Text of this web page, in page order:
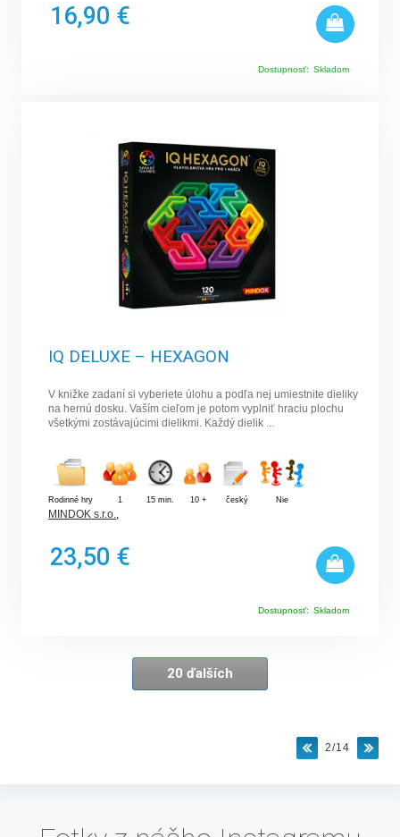
16,90 €
Dostupnosť: Skladom
IQ DELUXE – HEXAGON
V knižke zadaní si vyberiete úlohu a podľa nej umiestnite dieliky
na hernú dosku. Vaším cieľom je potom vyplniť hraciu plochu
všetkými zostávajúcimi dielikmi. Každý dielik ...
Rodinné hry 1 15 min. 10 + český Nie
MINDOK s.r.o.,
23,50 €
Dostupnosť: Skladom
20 ďalších
2/14